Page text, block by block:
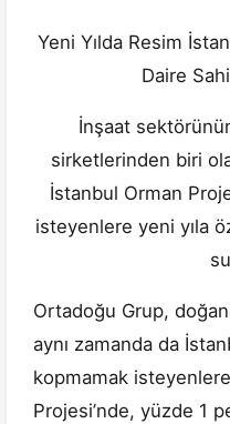
Yeni Yılda Resim
Daire
İnşaat
sirketlerinden biri
İstanbul Orman
isteyenlere yeni yıla
Ortadoğu Grup,
aynı zamanda da
kopmamak
Projesi’nde, yüzde 1